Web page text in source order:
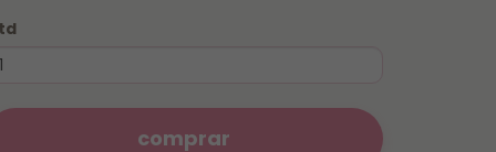
comprar